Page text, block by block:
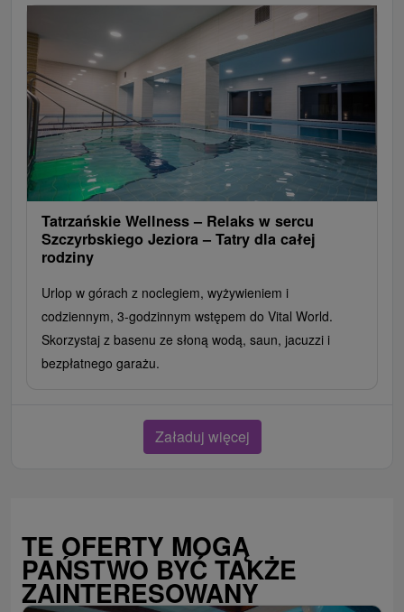
Tatrzańskie Wellness – Relaks w sercu
Szczyrbskiego Jeziora – Tatry dla całej
rodziny
Urlop w górach z noclegiem, wyżywieniem i
codziennym, 3-godzinnym wstępem do Vital World.
Skorzystaj z basenu ze słoną wodą, saun, jacuzzi i
bezpłatnego garażu.
Załaduj więcej
TE OFERTY MOGĄ
PAŃSTWO BYĆ TAKŻE
ZAINTERESOWANY